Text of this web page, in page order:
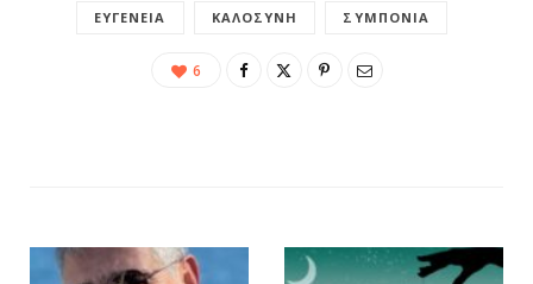
ΕΥΓΈΝΕΙΑ ΚΑΛΟΣΎΝΗ ΣΥΜΠΌΝΙΑ
6